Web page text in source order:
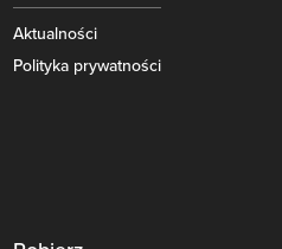
Aktualności
Polityka prywatności